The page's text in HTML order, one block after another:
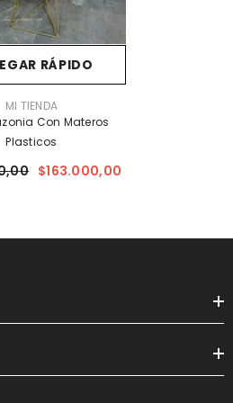
RÁPIDO
MI TIENDA
Con Materos
Plasticos
$163.000,00